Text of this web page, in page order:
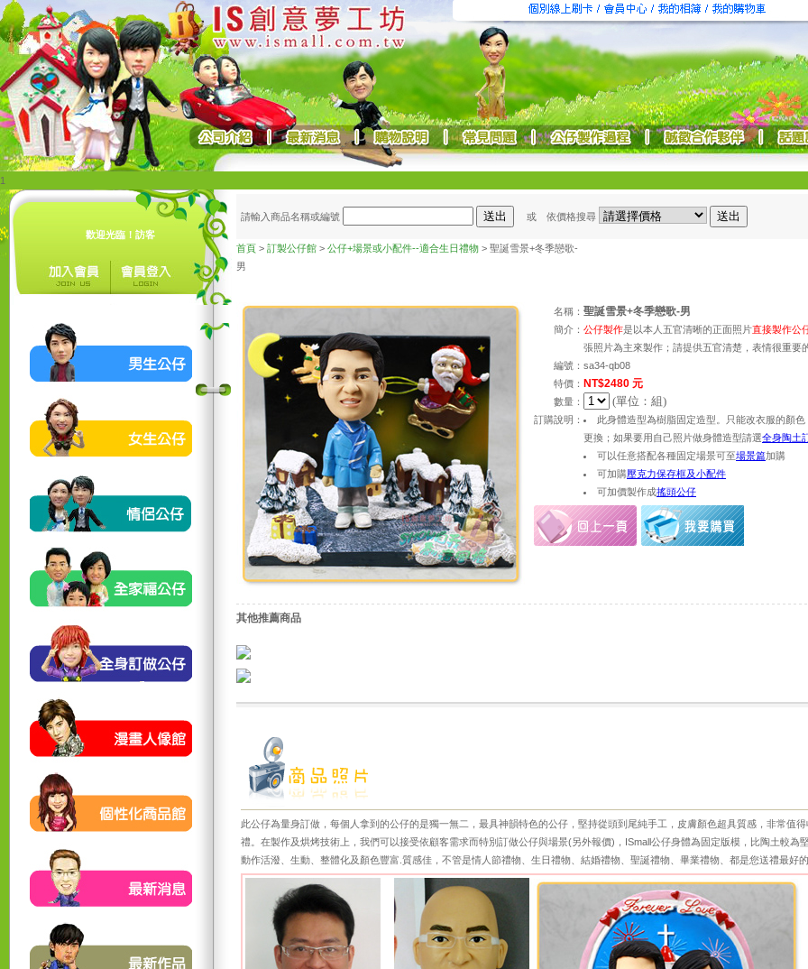
1
歡迎光臨！訪客
請輸入商品名稱或編號 或 依價格搜尋
首頁 > 訂製公仔館 > 公仔+場景或小配件--適合生日禮物 > 聖誕雪景+冬季戀歌-
男
名稱： 聖誕雪景+冬季戀歌-男
簡介： 公仔製作是以本人五官清晰的正面照片直接製作公
張照片為主來製作；請提供五官清楚，表情很重要
編號： sa34-qb08
特價： NT$2480 元
數量： (單位：組)
訂購說明：
此身體造型為樹脂固定造型。只能改衣服的顏色
更換；如果要用自己照片做身體造型請選全身陶土
可以任意搭配各種固定場景可至場景篇加購
可加購壓克力保存框及小配件
可加價製作成搖頭公仔
其他推薦商品
此公仔為量身訂做，每個人拿到的公仔的是獨一無二，最具神韻特色的公仔，堅持從頭到尾純手工，皮膚顏色超具質感，非常值得
禮。在製作及烘烤技術上，我們可以接受依顧客需求而特別訂做公仔與場景(另外報價)，ISmall公仔身體為固定版模，比陶土較為
動作活潑、生動、整體化及顏色豐富.質感佳，不管是情人節禮物、生日禮物、結婚禮物、聖誕禮物、畢業禮物、都是您送禮最好